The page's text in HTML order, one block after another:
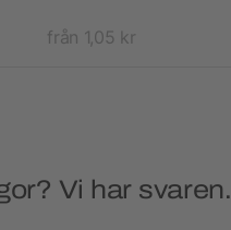
från 1,05 kr
Vi har svaren.